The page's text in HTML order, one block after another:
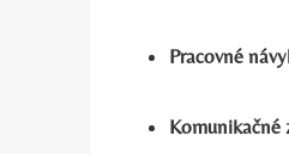
Pracovné
Komunikačné